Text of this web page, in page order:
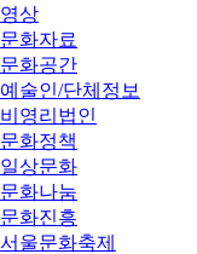
영상
문화자료
문화공간
예술인/단체정보
비영리법인
문화정책
일상문화
문화나눔
문화진흥
서울문화축제